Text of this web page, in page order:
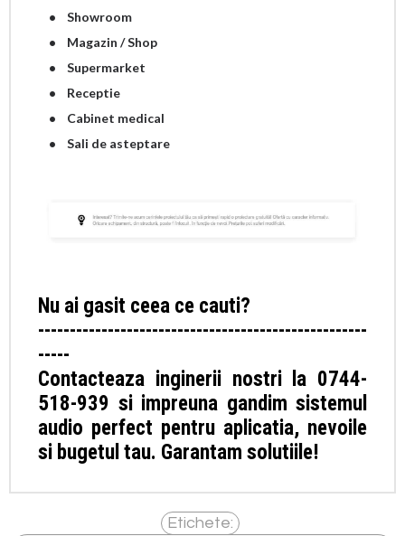
• Showroom
• Magazin / Shop
• Supermarket
• Receptie
• Cabinet medical
• Sali de asteptare
Nu ai gasit ceea ce cauti?
----------------------------------------------------
-----
Contacteaza inginerii nostri la 0744-
518-939 si impreuna gandim sistemul
audio perfect pentru aplicatia, nevoile
si bugetul tau. Garantam solutiile!
Etichete: